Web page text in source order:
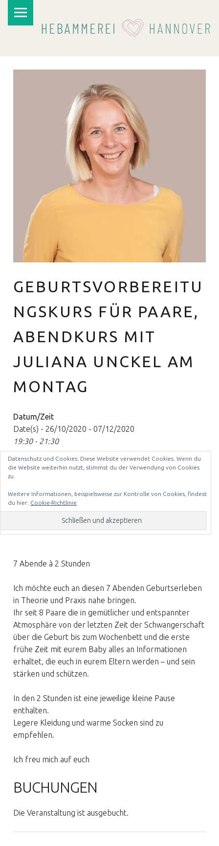
GEBURTSVORBEREITU
NGSKURS FÜR PAARE,
ABENDKURS MIT
JULIANA UNCKEL AM
MONTAG
Datum/Zeit
Date(s) - 26/10/2020 - 07/12/2020
19:30 - 21:30
Veranstaltungsort
Hebammerei-Hannover
Kategorien
Geburtsvorbereitung für Paare am Abend
7 Abende à 2 Stunden
Ich möchte euch an diesen 7 Abenden Geburtserleben
in Theorie und Praxis nahe bringen.
Ihr seit 8 Paare die in gemütlicher und entspannter
Atmosphäre von der letzten Zeit der Schwangerschaft
über die Geburt bis zum Wochenbett und die erste
frühe Zeit mit eurem Baby alles an Informationen
erhaltet, die euch in eurem Eltern werden – und sein
stärken und schützen.
In den 2 Stunden ist eine jeweilige kleine Pause
enthalten.
Legere Kleidung und warme Socken sind zu
empfehlen.
Ich freu mich auf euch
BUCHUNGEN
Die Veranstaltung ist ausgebucht.
Datenschutz und Cookies: Diese Website verwendet Cookies. Wenn du
die Website weiterhin nutzt, stimmst du der Verwendung von Cookies
zu.
Weitere Informationen, beispielsweise zur Kontrolle von Cookies, findest
du hier: Cookie-Richtlinie